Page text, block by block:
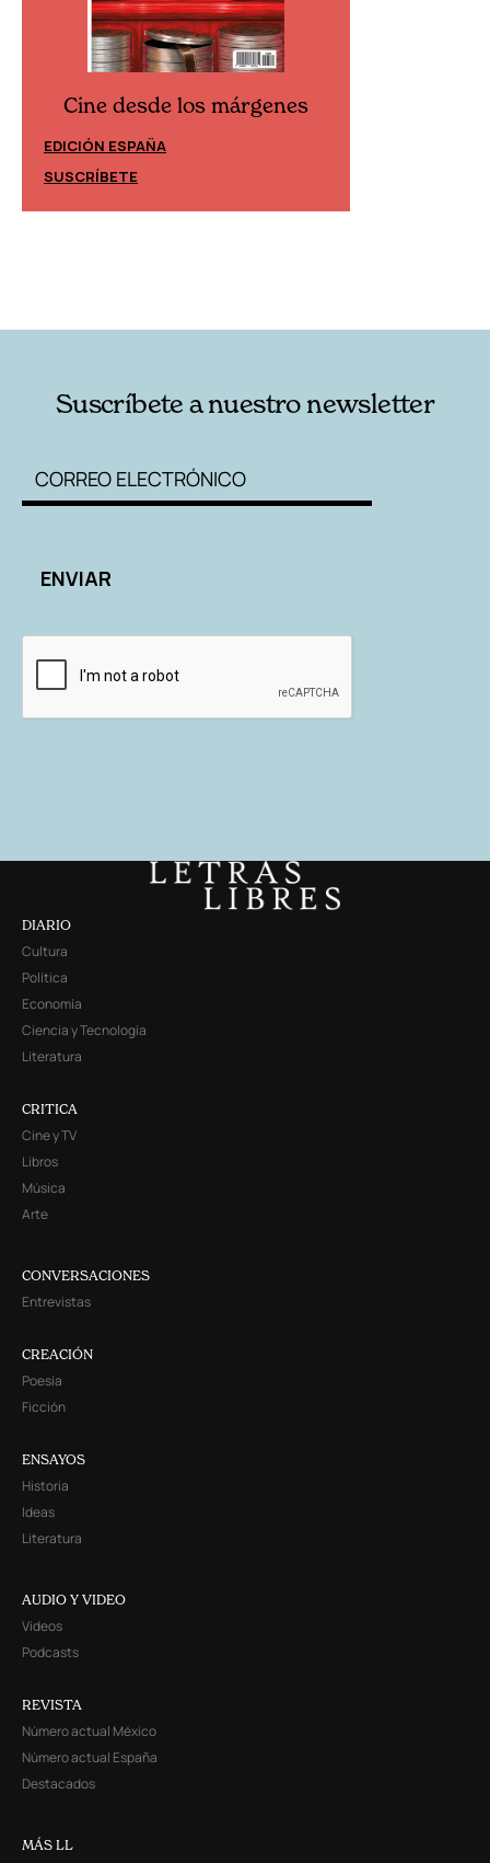
Cine desde los márgenes
EDICIÓN ESPAÑA
SUSCRÍBETE
Suscríbete a nuestro newsletter
DIARIO
Cultura
Política
Economía
Ciencia y Tecnología
Literatura
CRITICA
Cine y TV
Libros
Música
Arte
CONVERSACIONES
Entrevistas
CREACIÓN
Poesía
Ficción
ENSAYOS
Historia
Ideas
Literatura
AUDIO Y VIDEO
Videos
Podcasts
REVISTA
Número actual México
Número actual España
Destacados
MÁS LL